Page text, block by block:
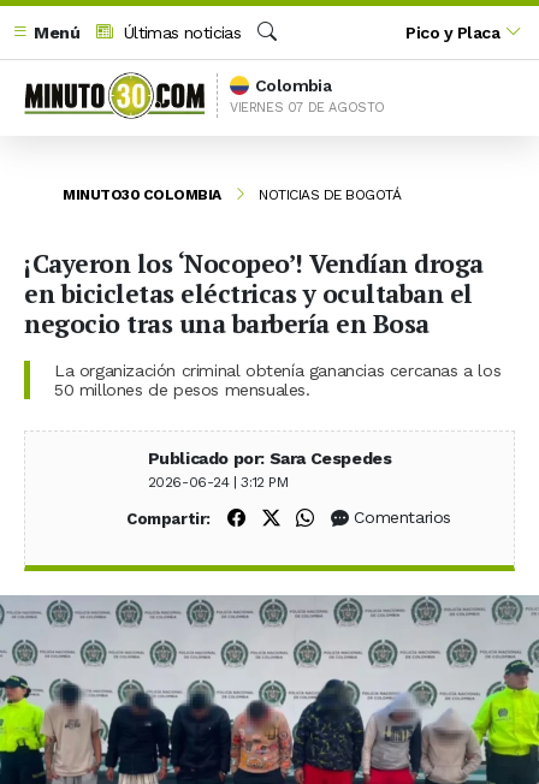
Menú
Últimas noticias
Buscar
Pico y Placa
Colombia
VIERNES 07 DE AGOSTO
MINUTO30 COLOMBIA NOTICIAS DE BOGOTÁ
¡Cayeron los ‘Nocopeo’! Vendían droga
en bicicletas eléctricas y ocultaban el
negocio tras una barbería en Bosa
La organización criminal obtenía ganancias cercanas a los
50 millones de pesos mensuales.
Publicado por: Sara Cespedes
2026-06-24 | 3:12 PM
Compartir: Compartir en Facebook
Compartir en X (Twitter)
Compartir en WhatsApp
Comentarios